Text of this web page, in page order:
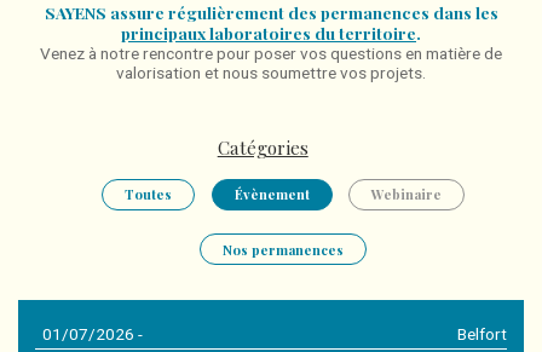
SAYENS assure régulièrement des permanences dans les
principaux laboratoires du territoire.
Venez à notre rencontre pour poser vos questions en matière de
valorisation et nous soumettre vos projets.
Catégories
Toutes Évènement Webinaire
Nos permanences
01/07/2026 - Belfort